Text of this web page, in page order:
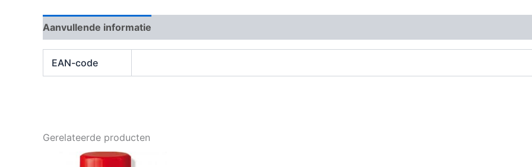
Aanvullende informatie
EAN-code
Gerelateerde producten